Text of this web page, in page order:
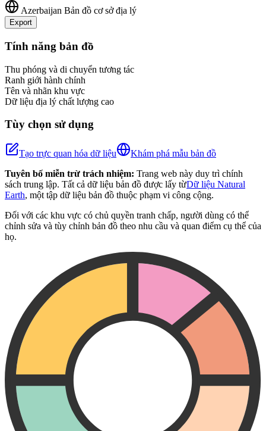
Azerbaijan Bản đồ cơ sở địa lý
Export
+
Tính năng bản đồ
Thu phóng và di chuyển tương tác
Ranh giới hành chính
Tên và nhãn khu vực
Dữ liệu địa lý chất lượng cao
Tùy chọn sử dụng
Tạo trực quan hóa dữ liệu
Khám phá mẫu bản đồ
Tuyên bố miễn trừ trách nhiệm: Trang web này duy trì chính
sách trung lập. Tất cả dữ liệu bản đồ được lấy từDữ liệu Natural
Earth, một tập dữ liệu bản đồ thuộc phạm vi công cộng.
Đối với các khu vực có chủ quyền tranh chấp, người dùng có thể
chỉnh sửa và tùy chỉnh bản đồ theo nhu cầu và quan điểm cụ thể của
họ.